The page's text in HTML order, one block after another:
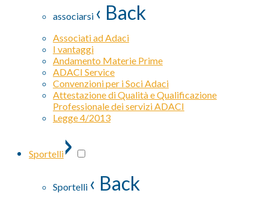
associarsi ‹ Back
Associati ad Adaci
I vantaggi
Andamento Materie Prime
ADACI Service
Convenzioni per i Soci Adaci
Attestazione di Qualità e Qualificazione
Professionale dei servizi ADACI
Legge 4/2013
Sportelli›
Sportelli ‹ Back